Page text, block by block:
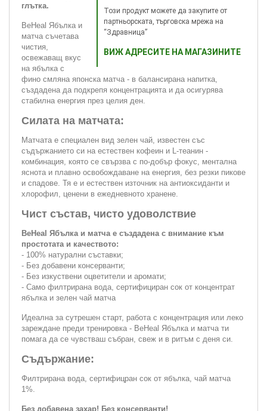
Този продукт можете да закупите от
партньорската, търговска мрежа на
“Здравница”
ВИЖ АДРЕСИТЕ НА МАГАЗИНИТЕ
глътка.
BeHeal Ябълка и
матча съчетава
чистия,
освежаващ вкус
на ябълка с
фино смляна японска матча - в балансирана напитка,
създадена да подкрепя концентрацията и да осигурява
стабилна енергия през целия ден.
Силата на матчата:
Матчата е специален вид зелен чай, известен със
съдържанието си на естествен кофеин и L-теанин -
комбинация, която се свързва с по-добър фокус, ментална
яснота и плавно освобождаване на енергия, без резки пикове
и спадове. Тя е и естествен източник на антиоксиданти и
хлорофил, ценени в ежедневното хранене.
Чист състав, чисто удоволствие
BeHeal Ябълка и матча е създадена с внимание към
простотата и качеството:
- 100% натурални съставки;
- Без добавени консерванти;
- Без изкуствени оцветители и аромати;
- Само филтрирана вода, сертифициран сок от концентрат
ябълка и зелен чай матча
Идеална за сутрешен старт, работа с концентрация или леко
зареждане преди тренировка - BeHeal Ябълка и матча ти
помага да се чувстваш събран, свеж и в ритъм с деня си.
Съдържание:
Филтрирана вода, сертифицран сок от ябълка, чай матча
1%.
Без добавена захар! Без консерванти!